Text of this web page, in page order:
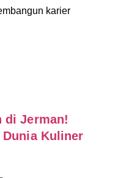
karier
di Jerman!
Kuliner